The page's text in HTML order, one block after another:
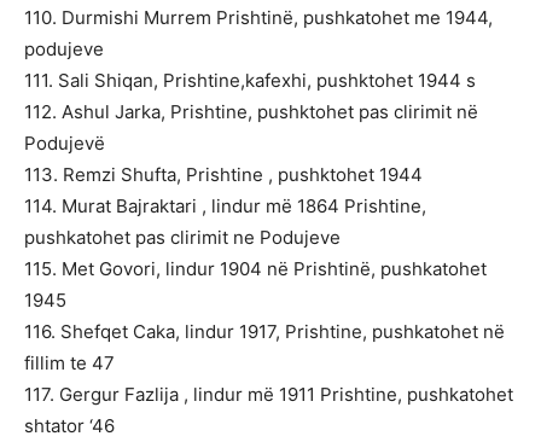
110. Durmishi Murrem Prishtinë, pushkatohet me 1944,
podujeve
111. Sali Shiqan, Prishtine,kafexhi, pushktohet 1944 s
112. Ashul Jarka, Prishtine, pushktohet pas clirimit në
Podujevë
113. Remzi Shufta, Prishtine , pushktohet 1944
114. Murat Bajraktari , lindur më 1864 Prishtine,
pushkatohet pas clirimit ne Podujeve
115. Met Govori, lindur 1904 në Prishtinë, pushkatohet
1945
116. Shefqet Caka, lindur 1917, Prishtine, pushkatohet në
fillim te 47
117. Gergur Fazlija , lindur më 1911 Prishtine, pushkatohet
shtator ‘46